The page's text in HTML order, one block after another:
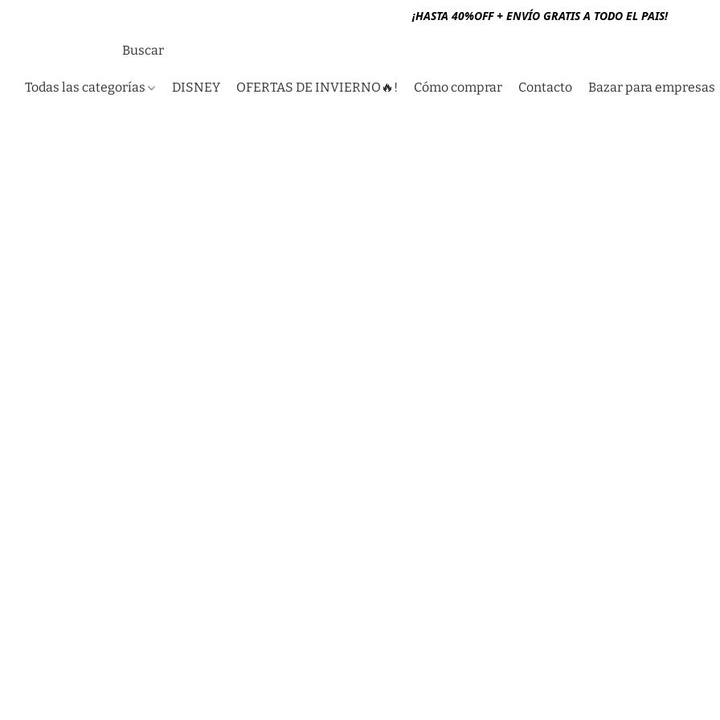
¡HASTA 40%OFF + ENVÍO GRATIS A TODO EL PAIS!
Todas las categorías DISNEY OFERTAS DE INVIERNO🔥! Cómo comprar Contacto Bazar para empresas